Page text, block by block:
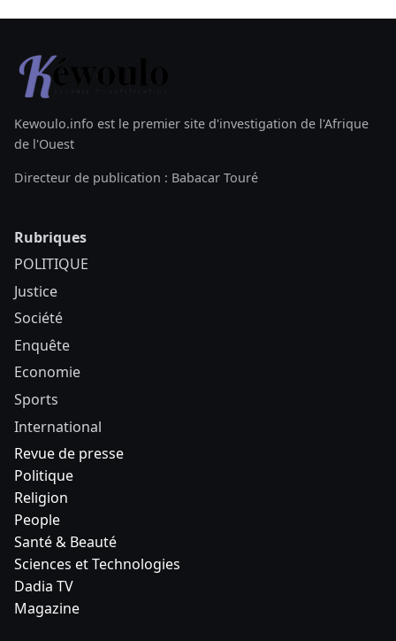
Kewoulo.info est le premier site d'investigation de l'Afrique
de l'Ouest
Directeur de publication : Babacar Touré
Rubriques
POLITIQUE
Justice
Société
Enquête
Economie
Sports
International
Revue de presse
Politique
Religion
People
Santé & Beauté
Sciences et Technologies
Dadia TV
Magazine